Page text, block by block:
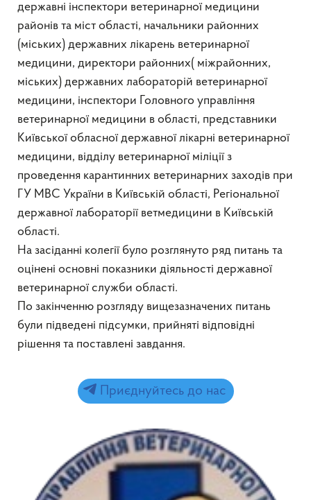
державні інспектори ветеринарної медицини
районів та міст області, начальники районних
(міських) державних лікарень ветеринарної
медицини, директори районних( міжрайонних,
міських) державних лабораторій ветеринарної
медицини, інспектори Головного управління
ветеринарної медицини в області, представники
Київської обласної державної лікарні ветеринарної
медицини, відділу ветеринарної міліції з
проведення карантинних ветеринарних заходів при
ГУ МВС України в Київській області, Регіональної
державної лабораторії ветмедицини в Київській
області.
На засіданні колегії було розглянуто ряд питань та
оцінені основні показники діяльності державної
ветеринарної служби області.
По закінченню розгляду вищезазначених питань
були підведені підсумки, прийняті відповідні
рішення та поставлені завдання.
Приєднуйтесь до нас